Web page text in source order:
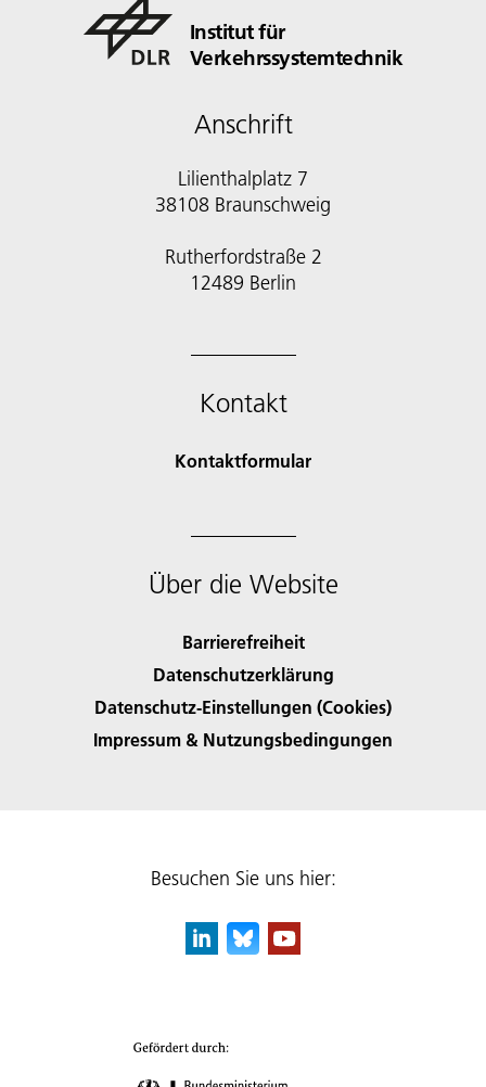
Institut für
Verkehrssystemtechnik
Anschrift
Lilienthalplatz 7
38108 Braunschweig
Rutherfordstraße 2
12489 Berlin
Kontakt
Kontaktformular
Über die Website
Barrierefreiheit
Datenschutzerklärung
Datenschutz-Einstellungen (Cookies)
Impressum & Nutzungsbedingungen
Besuchen Sie uns hier: